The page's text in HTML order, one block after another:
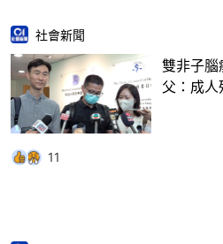
社會新聞
雙非子
父：成
11